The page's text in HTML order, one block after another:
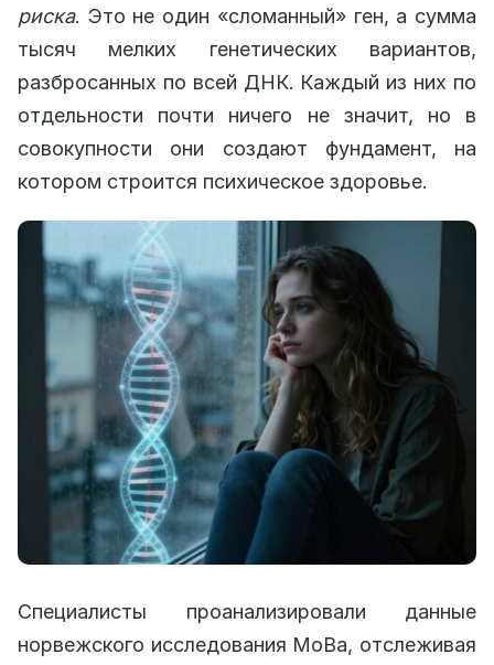
риска. Это не один «сломанный» ген, а сумма
тысяч мелких генетических вариантов,
разбросанных по всей ДНК. Каждый из них по
отдельности почти ничего не значит, но в
совокупности они создают фундамент, на
котором строится психическое здоровье.
Специалисты проанализировали данные
норвежского исследования MoBa, отслеживая